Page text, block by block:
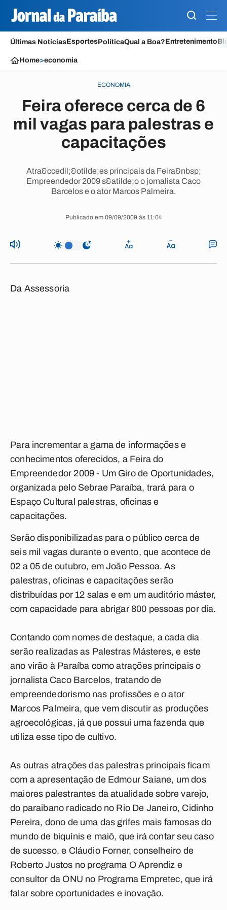
Últimas NotíciasEsportesPolíticaQual a Boa?Entretenimento
Home>economia
ECONOMIA
Feira oferece cerca de 6
mil vagas para palestras e
capacitações
Atra&ccedil;&otilde;es principais da Feira&nbsp;
Empreendedor 2009 s&atilde;o o jornalista Caco
Barcelos e o ator Marcos Palmeira.
Publicado em 09/09/2009 às 11:04
Da Assessoria
Para incrementar a gama de informações e
conhecimentos oferecidos, a Feira do
Empreendedor 2009 - Um Giro de Oportunidades,
organizada pelo Sebrae Paraíba, trará para o
Espaço Cultural palestras, oficinas e
capacitações.
Serão disponibilizadas para o público cerca de
seis mil vagas durante o evento, que acontece de
02 a 05 de outubro, em João Pessoa. As
palestras, oficinas e capacitações serão
distribuídas por 12 salas e em um auditório máster,
com capacidade para abrigar 800 pessoas por dia.
Contando com nomes de destaque, a cada dia
serão realizadas as Palestras Másteres, e este
ano virão à Paraíba como atrações principais o
jornalista Caco Barcelos, tratando de
empreendedorismo nas profissões e o ator
Marcos Palmeira, que vem discutir as produções
agroecológicas, já que possui uma fazenda que
utiliza esse tipo de cultivo.
As outras atrações das palestras principais ficam
com a apresentação de Edmour Saiane, um dos
maiores palestrantes da atualidade sobre varejo,
do paraibano radicado no Rio De Janeiro, Cidinho
Pereira, dono de uma das grifes mais famosas do
mundo de biquínis e maiô, que irá contar seu caso
de sucesso, e Cláudio Forner, conselheiro de
Roberto Justos no programa O Aprendiz e
consultor da ONU no Programa Empretec, que irá
falar sobre oportunidades e inovação.